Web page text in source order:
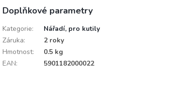
Doplňkové parametry
Kategorie:
Nářadí, pro kutily
Záruka:
2 roky
Hmotnost:
0.5 kg
EAN: 5901182000022